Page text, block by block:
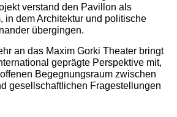
verstand den Pavillon als
in dem Architektur und politische
übergingen.
an das Maxim Gorki Theater bringt
geprägte Perspektive mit,
Begegnungsraum zwischen
gesellschaftlichen Fragestellungen